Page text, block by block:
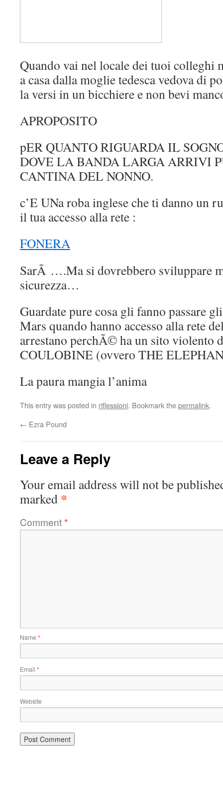
Quando vai nel locale dei tuoi colleghi
a casa dalla moglie tedesca vedova di
la versi in un bicchiere e non bevi
APROPOSITO
pER QUANTO RIGUARDA IL
DOVE LA BANDA LARGA ARRIVI
CANTINA DEL NONNO.
c’E UNa roba inglese che ti danno un
il tua accesso alla rete :
FONERA
SarÃ ….Ma si dovrebbero sviluppare
sicurezza…
Guardate pure cosa gli fanno passare
Mars quando hanno accesso alla rete
arrestano perchÃ© ha un sito violento
COULOBINE (ovvero THE
La paura mangia l’anima
This entry was posted in riflessioni. Bookmark thepermalink.
← Ezra Pound
Leave a Reply
Your email address will not be
marked *
Comment*
Name *
Email *
Website